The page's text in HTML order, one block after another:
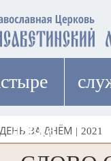
лавка
ДЕНЬ ЗА ДНЁМ | 2021